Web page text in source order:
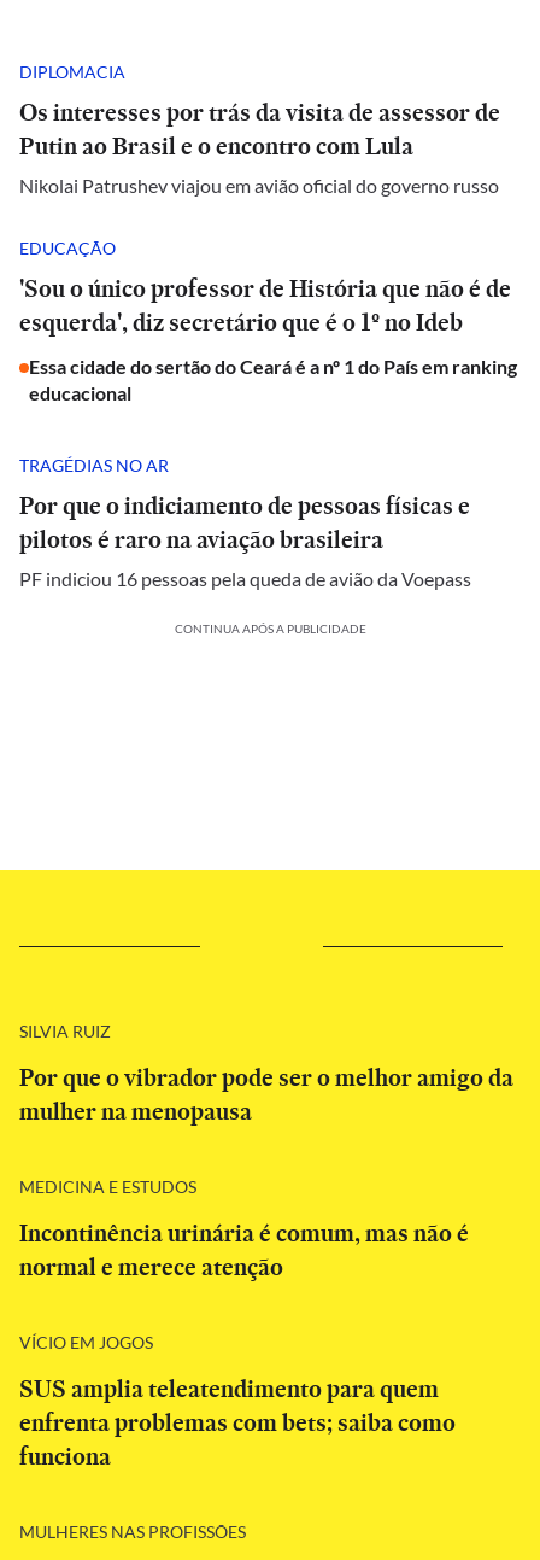
DIPLOMACIA
Os interesses por trás da visita de assessor de
Putin ao Brasil e o encontro com Lula
Nikolai Patrushev viajou em avião oficial do governo russo
EDUCAÇÃO
'Sou o único professor de História que não é de
esquerda', diz secretário que é o 1º no Ideb
Essa cidade do sertão do Ceará é a nº 1 do País em ranking
educacional
TRAGÉDIAS NO AR
Por que o indiciamento de pessoas físicas e
pilotos é raro na aviação brasileira
PF indiciou 16 pessoas pela queda de avião da Voepass
CONTINUA APÓS A PUBLICIDADE
SILVIA RUIZ
Por que o vibrador pode ser o melhor amigo da
mulher na menopausa
MEDICINA E ESTUDOS
Incontinência urinária é comum, mas não é
normal e merece atenção
VÍCIO EM JOGOS
SUS amplia teleatendimento para quem
enfrenta problemas com bets; saiba como
funciona
MULHERES NAS PROFISSÕES